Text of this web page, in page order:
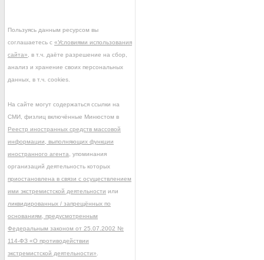
Пользуясь данным ресурсом вы
соглашаетесь с «Условиями использования
сайта» , в т.ч. даёте разрешение на сбор,
анализ и хранение своих персональных
данных, в т.ч. cookies.
На сайте могут содержаться ссылки на
СМИ, физлиц включённые Минюстом в
Реестр иностранных средств массовой
информации, выполняющих функции
иностранного агента , упоминания
организаций деятельность которых
приостановлена в связи с осуществлением
ими экстремистской деятельности или
ликвидированных / запрещённых по
основаниям, предусмотренным
Федеральным законом от 25.07.2002 №
114-ФЗ «О противодействии
экстремистской деятельности»